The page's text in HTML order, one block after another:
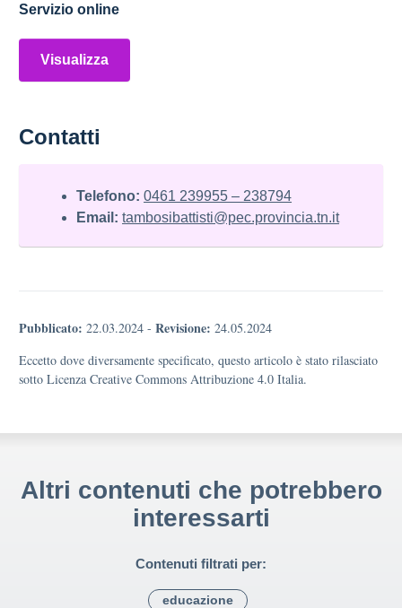
Servizio online
Visualizza
Contatti
Telefono: 0461 239955 – 238794
Email: tambosibattisti@pec.provincia.tn.it
Pubblicato: 22.03.2024 - Revisione: 24.05.2024
Eccetto dove diversamente specificato, questo articolo è stato rilasciato
sotto Licenza Creative Commons Attribuzione 4.0 Italia.
Altri contenuti che potrebbero
interessarti
Contenuti filtrati per:
educazione